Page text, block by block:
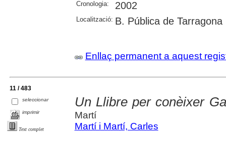
Cronologia: 2002
Localització: B. Pública de Tarragona
Enllaç permanent a aquest
11 / 483
seleccionar
imprimir
Text complet
Un Llibre per conèixer
Martí
Martí i Martí, Carles